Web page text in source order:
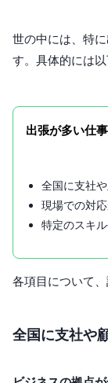
世の中には、特
す。具体的には
出張が多い仕
全国に支社
現場での対
特定のスキ
各項目について、
全国に支社や